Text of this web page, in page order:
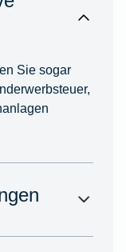
Sie sogar